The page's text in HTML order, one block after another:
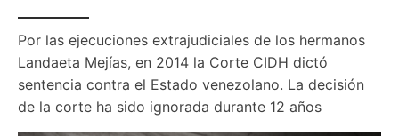
Por las ejecuciones extrajudiciales de los hermanos
Landaeta Mejías, en 2014 la Corte CIDH dictó
sentencia contra el Estado venezolano. La decisión
de la corte ha sido ignorada durante 12 años